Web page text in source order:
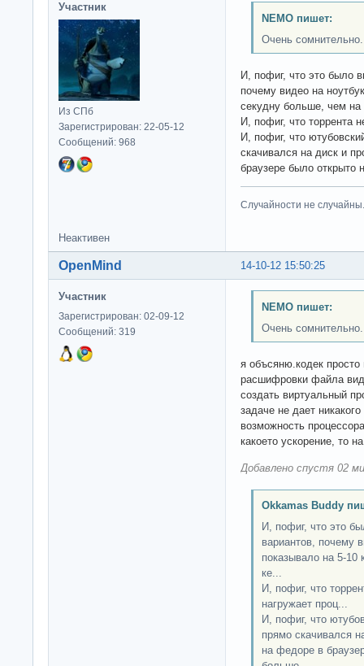
Участник
Из СПб
Зарегистрирован: 22-05-12
Сообщений: 968
NEMO пишет:
Очень сомнительно.
И, пофиг, что это было
почему видео на
секудну больше, чем на
И, пофиг, что торрента
И, пофиг, что
скачивался на диск и
браузере было открыто
Случайности не случайны.
Неактивен
14-10-12 15:50:25
OpenMind
Участник
Зарегистрирован: 02-09-12
Сообщений: 319
NEMO пишет:
Очень сомнительно.
я объсяню.кодек
расшифровки файла
создать виртуальный
задаче не дает
возможность
какоето ускорение, то
Добавлено спустя 02
Okkamas Buddy
И, пофиг, что это
вариантов, почему
показывало на 5-10
ке...
И, пофиг, что
нагружает проц...
И, пофиг, что
прямо скачивался
на федоре в